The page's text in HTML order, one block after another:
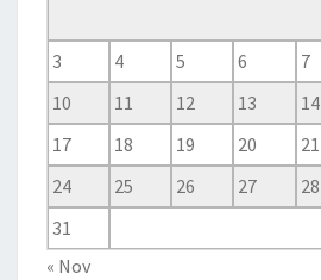
3
4 5 6 7
10
11 12 13 14
17
18 19 20 21
24
25 26 27 28
31
« Nov